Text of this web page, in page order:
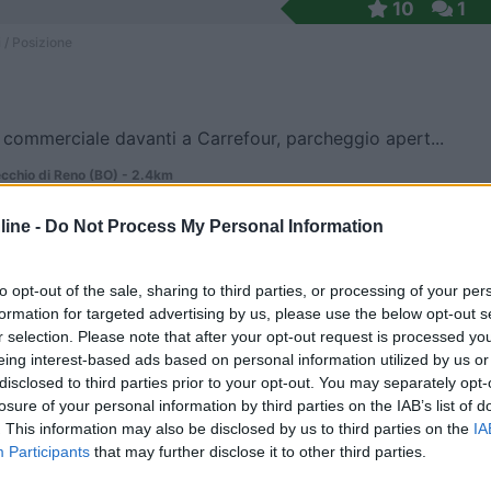
- Do Not Process My Personal Information
opt-out of the sale, sharing to third parties, or processing of your
for targeted advertising by us, please use the below opt-out
selection. Please note that after your opt-out request is processed
interest-based ads based on personal information utilized by us
to third parties prior to your opt-out. You may separately
of your personal information by third parties on the IAB’s list of
This information may also be disclosed by us to third parties on the
Participants that may further disclose it to other third parties.
10 1
commerciale davanti a Carrefour, parcheggio apert...
di Reno (BO) - 2.4km
Cantagallo est con stazione di rifornimento...
di Reno (BO) - 2.5km
- Autostrada del Sole